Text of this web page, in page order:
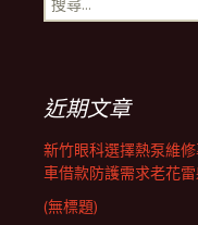
航
列
尋
近期文章
新竹眼科選擇熱泵維
車借款防護需求老花
(無標題)